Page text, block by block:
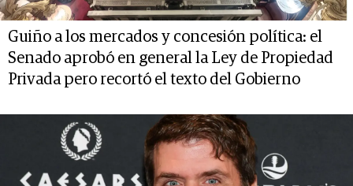
Guiño a los mercados y concesión política: el
Senado aprobó en general la Ley de Propiedad
Privada pero recortó el texto del Gobierno